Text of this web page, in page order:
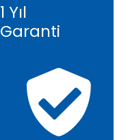
1 Yıl
Garanti